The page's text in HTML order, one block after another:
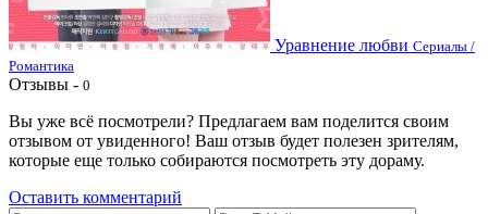
Уравнение любви Сериалы /
Романтика
Отзывы - 0
Вы уже всё посмотрели? Предлагаем вам поделится своим
отзывом от увиденного! Ваш отзыв будет полезен зрителям,
которые еще только собираются посмотреть эту дораму.
Оставить комментарий